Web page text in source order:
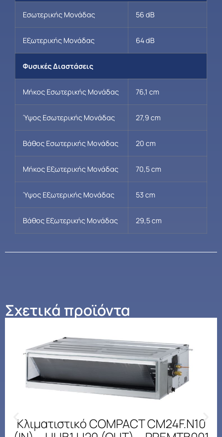
Εσωτερικής Μονάδας 56 dB
Εξωτερικής Μονάδας 64 dB
Φυσικές Διαστάσεις
Μήκος Εσωτερικής Μονάδας 76,1 cm
Ύψος Εσωτερικής Μονάδας 27,9 cm
Βάθος Εσωτερικής Μονάδας 20 cm
Μήκος Εξωτερικής Μονάδας 70,5 cm
Ύψος Εξωτερικής Μονάδας 53 cm
Βάθος Εξωτερικής Μονάδας 29,5 cm
Σχετικά προϊόντα
Κλιματιστικό COMPACT CM24F.N10